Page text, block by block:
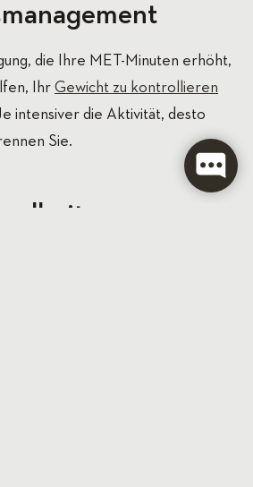
die Ihre MET-Minuten erhöht,
Ihr Gewicht zu kontrollieren
intensiver die Aktivität, desto
Sie.